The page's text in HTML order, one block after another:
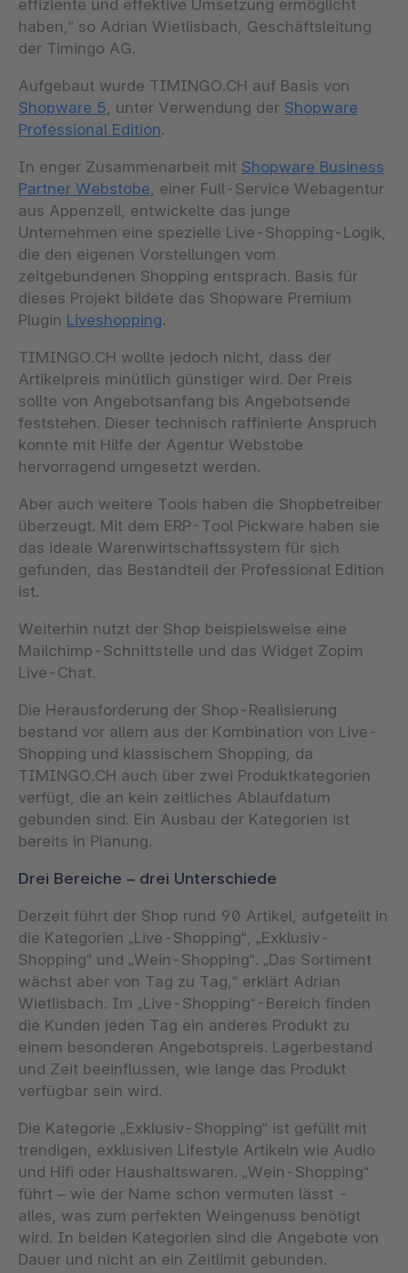
effiziente und effektive Umsetzung ermöglicht
haben,“ so Adrian Wietlisbach, Geschäftsleitung
der Timingo AG.
Aufgebaut wurde TIMINGO.CH auf Basis von
Shopware 5, unter Verwendung der Shopware
Professional Edition.
In enger Zusammenarbeit mit Shopware Business
Partner Webstobe, einer Full-Service Webagentur
aus Appenzell, entwickelte das junge
Unternehmen eine spezielle Live-Shopping-Logik,
die den eigenen Vorstellungen vom
zeitgebundenen Shopping entsprach. Basis für
dieses Projekt bildete das Shopware Premium
Plugin Liveshopping.
TIMINGO.CH wollte jedoch nicht, dass der
Artikelpreis minütlich günstiger wird. Der Preis
sollte von Angebotsanfang bis Angebotsende
feststehen. Dieser technisch raffinierte Anspruch
konnte mit Hilfe der Agentur Webstobe
hervorragend umgesetzt werden.
Aber auch weitere Tools haben die Shopbetreiber
überzeugt. Mit dem ERP-Tool Pickware haben sie
das ideale Warenwirtschaftssystem für sich
gefunden, das Bestandteil der Professional Edition
ist.
Weiterhin nutzt der Shop beispielsweise eine
Mailchimp-Schnittstelle und das Widget Zopim
Live-Chat.
Die Herausforderung der Shop-Realisierung
bestand vor allem aus der Kombination von Live-
Shopping und klassischem Shopping, da
TIMINGO.CH auch über zwei Produktkategorien
verfügt, die an kein zeitliches Ablaufdatum
gebunden sind. Ein Ausbau der Kategorien ist
bereits in Planung.
Drei Bereiche – drei Unterschiede
Derzeit führt der Shop rund 90 Artikel, aufgeteilt in
die Kategorien „Live-Shopping“, „Exklusiv-
Shopping“ und „Wein-Shopping“. „Das Sortiment
wächst aber von Tag zu Tag,“ erklärt Adrian
Wietlisbach. Im „Live-Shopping“-Bereich finden
die Kunden jeden Tag ein anderes Produkt zu
einem besonderen Angebotspreis. Lagerbestand
und Zeit beeinflussen, wie lange das Produkt
verfügbar sein wird.
Die Kategorie „Exklusiv-Shopping“ ist gefüllt mit
trendigen, exklusiven Lifestyle Artikeln wie Audio
und Hifi oder Haushaltswaren. „Wein-Shopping“
führt – wie der Name schon vermuten lässt -
alles, was zum perfekten Weingenuss benötigt
wird. In beiden Kategorien sind die Angebote von
Dauer und nicht an ein Zeitlimit gebunden.